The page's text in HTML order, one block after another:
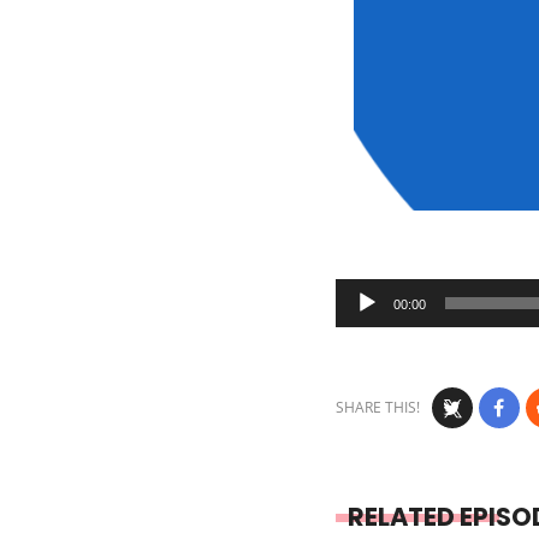
Audio
Player
00:00
SHARE THIS!
RELATED